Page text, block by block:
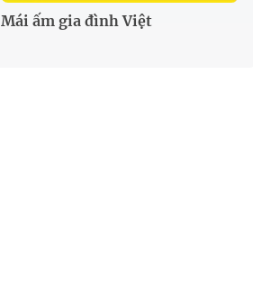
Mái ấm gia đình Việt